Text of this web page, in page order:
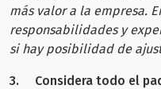
más valor a la empresa.
responsabilidades y
si hay posibilidad de
3. Considera todo el